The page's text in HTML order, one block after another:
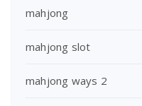
mahjong
mahjong slot
mahjong ways 2